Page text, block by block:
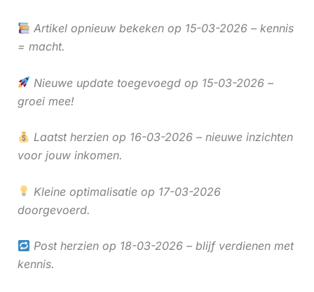
Artikel opnieuw bekeken op 15-03-2026 – kennis
= macht.
Nieuwe update toegevoegd op 15-03-2026 –
groei mee!
Laatst herzien op 16-03-2026 – nieuwe inzichten
voor jouw inkomen.
Kleine optimalisatie op 17-03-2026
doorgevoerd.
Post herzien op 18-03-2026 – blijf verdienen met
kennis.